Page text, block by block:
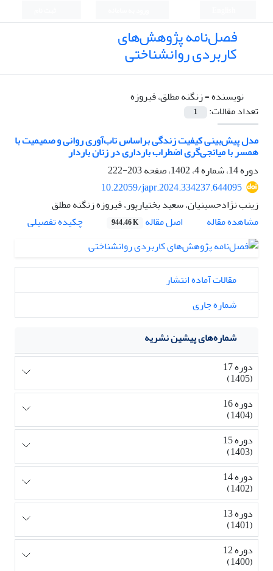
فصل‌نامه پژوهش‌های
کاربردی روانشناختی
نویسنده =زنگنه مطلق، فیروزه
تعداد مقالات:
1
مدل پیش‌بینی کیفیت زندگی براساس تاب‌آوری روانی و صمیمیت با
همسر با میانجی‌گری اضطراب بارداری در زنان باردار
دوره 14، شماره 4، 1402، صفحه
203-222
10.22059/japr.2024.334237.644095
زینب نژادحسینیان، سعید بختیارپور، فیروزه زنگنه مطلق
مشاهده مقاله
اصل مقاله 944.46 K چکیده تفصیلی
مقالات آماده انتشار
شماره جاری
شماره‌های پیشین نشریه
دوره 17
(1405)
دوره 16
(1404)
دوره 15
(1403)
دوره 14
(1402)
دوره 13
(1401)
دوره 12
(1400)